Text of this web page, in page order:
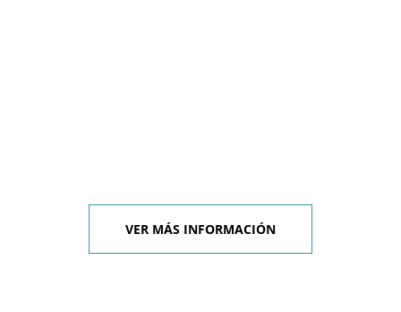
VER MÁS INFORMACIÓN